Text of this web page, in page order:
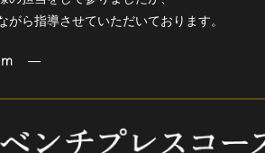
ら指導させていただいております。